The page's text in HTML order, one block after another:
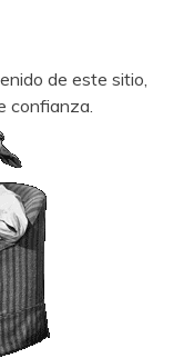
de este sitio,
confianza.